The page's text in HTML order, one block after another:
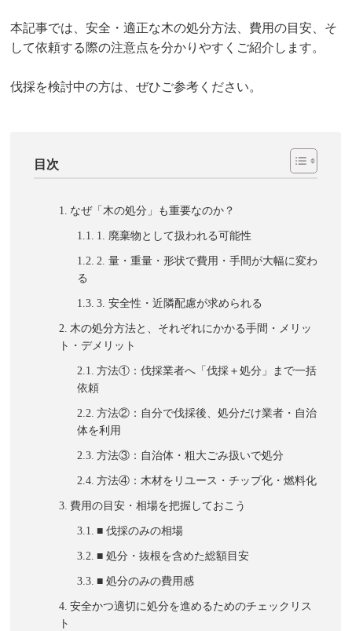
本記事では、安全・適正な木の処分方法、費用の目安、そ
して依頼する際の注意点を分かりやすくご紹介します。
伐採を検討中の方は、ぜひご参考ください。
目次
なぜ「木の処分」も重要なのか？
1. 廃棄物として扱われる可能性
2. 量・重量・形状で費用・手間が大幅に変わ
る
3. 安全性・近隣配慮が求められる
木の処分方法と、それぞれにかかる手間・メリッ
ト・デメリット
方法①：伐採業者へ「伐採＋処分」まで一括
依頼
方法②：自分で伐採後、処分だけ業者・自治
体を利用
方法③：自治体・粗大ごみ扱いで処分
方法④：木材をリユース・チップ化・燃料化
費用の目安・相場を把握しておこう
■ 伐採のみの相場
■ 処分・抜根を含めた総額目安
■ 処分のみの費用感
安全かつ適切に処分を進めるためのチェックリス
ト